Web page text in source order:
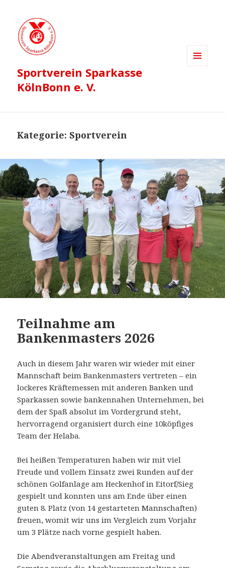
Sportverein Sparkasse
KölnBonn e. V.
Kategorie:Sportverein
Teilnahme am
Bankenmasters 2026
Auch in diesem Jahr waren wir wieder mit einer
Mannschaft beim Bankenmasters vertreten – ein
lockeres Kräftemessen mit anderen Banken und
Sparkassen sowie bankennahen Unternehmen, bei
dem der Spaß absolut im Vordergrund steht,
hervorragend organisiert durch eine 10köpfiges
Team der Helaba.
Bei heißen Temperaturen haben wir mit viel
Freude und vollem Einsatz zwei Runden auf der
schönen Golfanlage am Heckenhof in Eitorf/Sieg
gespielt und konnten uns am Ende über einen
guten 8. Platz (von 14 gestarteten Mannschaften)
freuen, womit wir uns im Vergleich zum Vorjahr
um 3 Plätze nach vorne gespielt haben.
Die Abendveranstaltungen am Freitag und